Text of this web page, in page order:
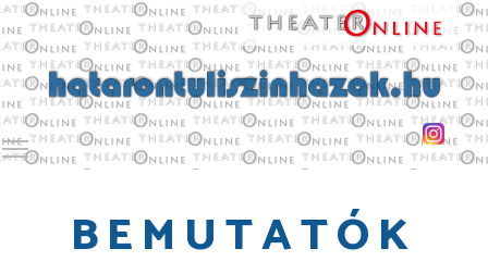
Toggle main menu visibility
BEMUTATÓK